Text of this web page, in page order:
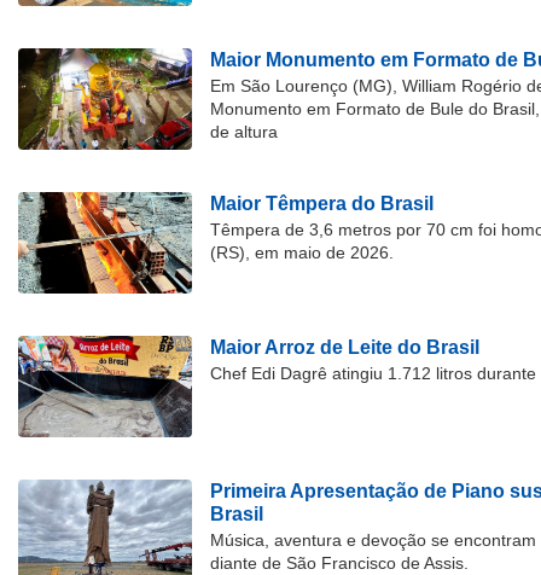
Maior Monumento em Formato de
Em São Lourenço (MG), William Rogério
Monumento em Formato de Bule do
de altura
Maior Têmpera do Brasil
Têmpera de 3,6 metros por 70 cm foi
(RS), em maio de 2026.
Maior Arroz de Leite do Brasil
Chef Edi Dagrê atingiu 1.712 litros
Primeira Apresentação de Piano
Brasil
Música, aventura e devoção se
diante de São Francisco de Assis.